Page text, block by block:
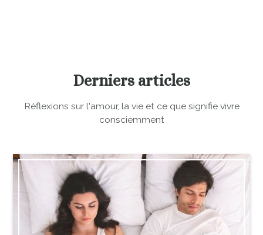
Derniers articles
Réflexions sur l'amour, la vie et ce que signifie vivre
consciemment